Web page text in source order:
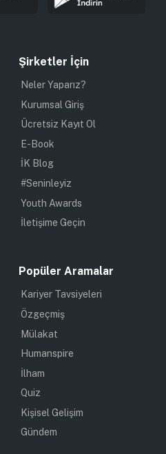
Şirketler İçin
Neler Yaparız?
Kurumsal Giriş
Ücretsiz Kayıt Ol
E-Book
İK Blog
#Seninleyiz
Youth Awards
İletişime Geçin
Popüler Aramalar
Kariyer Tavsiyeleri
Özgeçmiş
Mülakat
Humanspire
İlham
Quiz
Kişisel Gelişim
Gündem